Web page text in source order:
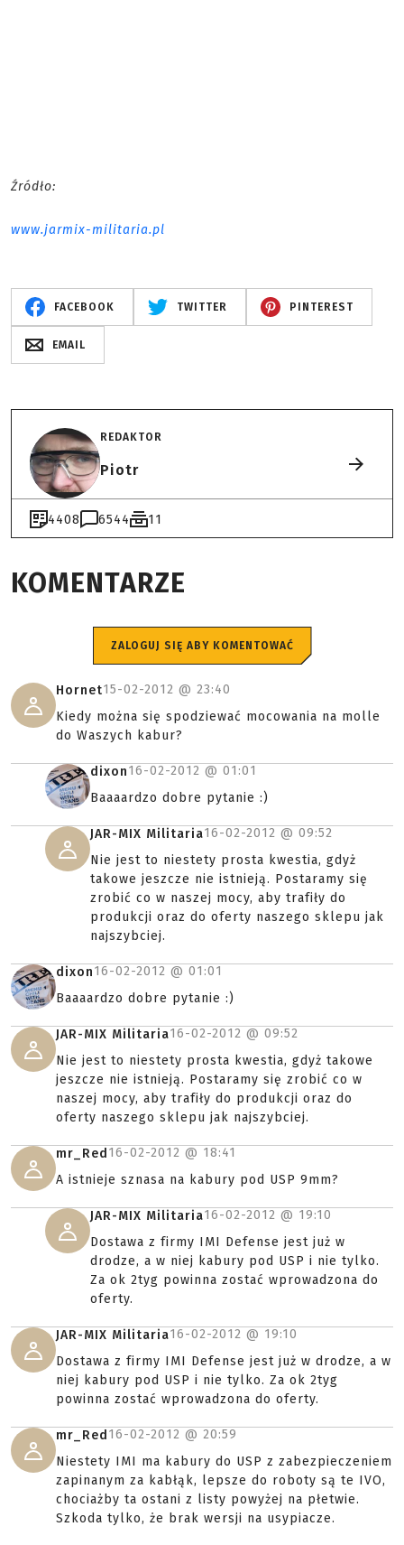
Źródło:
www.jarmix-militaria.pl
FACEBOOK TWITTER PINTEREST
EMAIL
REDAKTOR
Piotr
4408 6544 11
KOMENTARZE
ZALOGUJ SIĘ ABY KOMENTOWAĆ
Hornet15-02-2012 @ 23:40
Kiedy można się spodziewać mocowania na molle
do Waszych kabur?
dixon16-02-2012 @ 01:01
Baaaardzo dobre pytanie :)
JAR-MIX Militaria16-02-2012 @ 09:52
Nie jest to niestety prosta kwestia, gdyż
takowe jeszcze nie istnieją. Postaramy się
zrobić co w naszej mocy, aby trafiły do
produkcji oraz do oferty naszego sklepu jak
najszybciej.
dixon16-02-2012 @ 01:01
Baaaardzo dobre pytanie :)
JAR-MIX Militaria16-02-2012 @ 09:52
Nie jest to niestety prosta kwestia, gdyż takowe
jeszcze nie istnieją. Postaramy się zrobić co w
naszej mocy, aby trafiły do produkcji oraz do
oferty naszego sklepu jak najszybciej.
mr_Red 16-02-2012 @ 18:41
A istnieje sznasa na kabury pod USP 9mm?
JAR-MIX Militaria16-02-2012 @ 19:10
Dostawa z firmy IMI Defense jest już w
drodze, a w niej kabury pod USP i nie tylko.
Za ok 2tyg powinna zostać wprowadzona do
oferty.
JAR-MIX Militaria16-02-2012 @ 19:10
Dostawa z firmy IMI Defense jest już w drodze, a w
niej kabury pod USP i nie tylko. Za ok 2tyg
powinna zostać wprowadzona do oferty.
mr_Red 16-02-2012 @ 20:59
Niestety IMI ma kabury do USP z zabezpieczeniem
zapinanym za kabłąk, lepsze do roboty są te IVO,
chociażby ta ostani z listy powyżej na płetwie.
Szkoda tylko, że brak wersji na usypiacze.